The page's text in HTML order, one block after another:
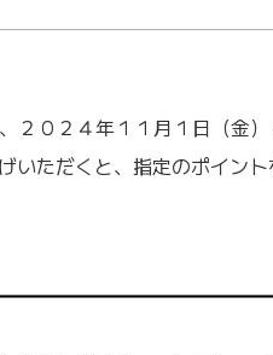
０２４年１１月１日（金
ただくと、指定のポイント